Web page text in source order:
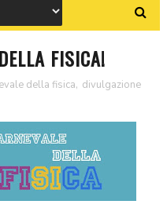
FISICA!
della fisica, divulgazione